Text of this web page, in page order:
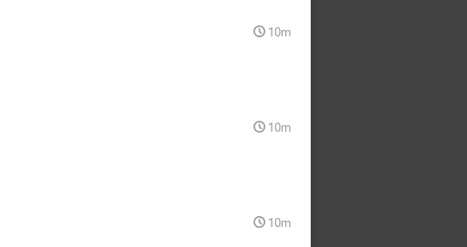
10m
10m
10m